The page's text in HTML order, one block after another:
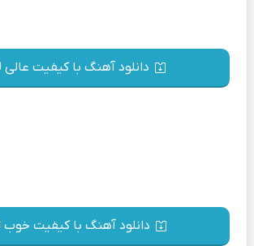
دانلود آهنگ با کیفیت عالی 320
دانلود آهنگ با کیفیت خوب 128